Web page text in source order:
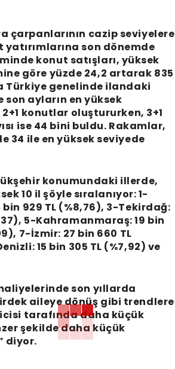
çarpanlarının cazip seviyelere
son dönemde
konut satışları, yüksek
göre yüzde 24,2 artarak 835
Türkiye genelinde ilandaki
son ayların en yüksek
konutlar oluştururken, 3+1
ise 44 bini buldu. Rakamlar,
34 ile en yüksek seviyede
konumundaki illerde,
10 il şöyle sıralanıyor: 1-
bin 929 TL (%8,76), 3-Tekirdağ:
5-Kahramanmaraş: 19 bin
7-İzmir: 27 bin 660 TL
15 bin 305 TL (%7,92) ve
son yıllarda
aileye dönüş gibi trendlere
tarafında daha küçük
şekilde daha küçük
diyor.